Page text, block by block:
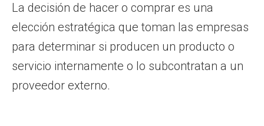
La decisión de hacer o comprar es una
elección estratégica que toman las empresas
para determinar si producen un producto o
servicio internamente o lo subcontratan a un
proveedor externo.